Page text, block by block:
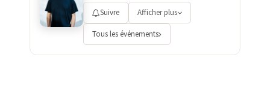
Suivre Afficher plus
Tous les événements